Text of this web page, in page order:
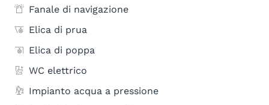
Fanale di navigazione
Elica di prua
Elica di poppa
WC elettrico
Impianto acqua a pressione